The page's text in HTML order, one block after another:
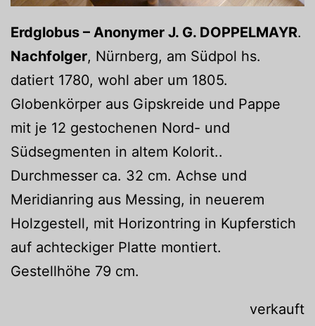
Erdglobus – Anonymer J. G. DOPPELMAYR.
Nachfolger, Nürnberg, am Südpol hs.
datiert 1780, wohl aber um 1805.
Globenkörper aus Gipskreide und Pappe
mit je 12 gestochenen Nord- und
Südsegmenten in altem Kolorit..
Durchmesser ca. 32 cm. Achse und
Meridianring aus Messing, in neuerem
Holzgestell, mit Horizontring in Kupferstich
auf achteckiger Platte montiert.
Gestellhöhe 79 cm.
verkauft